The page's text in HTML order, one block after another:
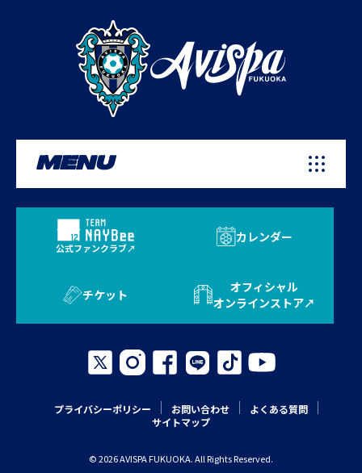
MENU
公式ファンクラブ
カレンダー
チケット
オフィシャル
オンラインストア
プライバシーポリシー お問い合わせ
よくある質問
サイトマップ
© 2026 AVISPA FUKUOKA. All Rights Reserved.